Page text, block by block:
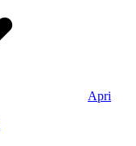
Apri